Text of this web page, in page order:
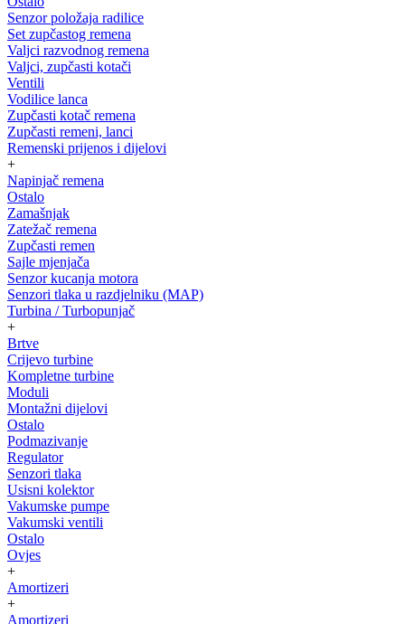
Senzor položaja radilice
Set zupčastog remena
Valjci razvodnog remena
Valjci, zupčasti kotači
Ventili
Vodilice lanca
Zupčasti kotač remena
Zupčasti remeni, lanci
Remenski prijenos i dijelovi
+
Napinjač remena
Ostalo
Zamašnjak
Zatežač remena
Zupčasti remen
Sajle mjenjača
Senzor kucanja motora
Senzori tlaka u razdjelniku (MAP)
Turbina / Turbopunjač
+
Brtve
Crijevo turbine
Kompletne turbine
Moduli
Montažni dijelovi
Ostalo
Podmazivanje
Regulator
Senzori tlaka
Usisni kolektor
Vakumske pumpe
Vakumski ventili
Ostalo
Ovjes
+
Amortizeri
+
Amortizeri